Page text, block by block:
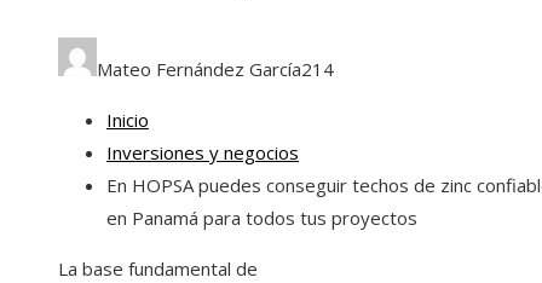
Mateo Fernández García214
Inicio
Inversiones y negocios
En HOPSA puedes conseguir techos de zinc
en Panamá para todos tus proyectos
La base fundamental de